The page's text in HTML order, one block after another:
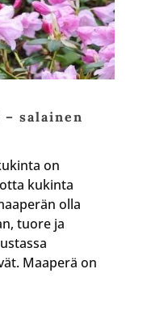
salainen
on
kukinta
olla
tuore ja
Maaperä on